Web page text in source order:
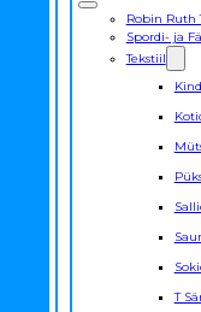
Robin Ruth
Spordi- ja
Tekstiil
T